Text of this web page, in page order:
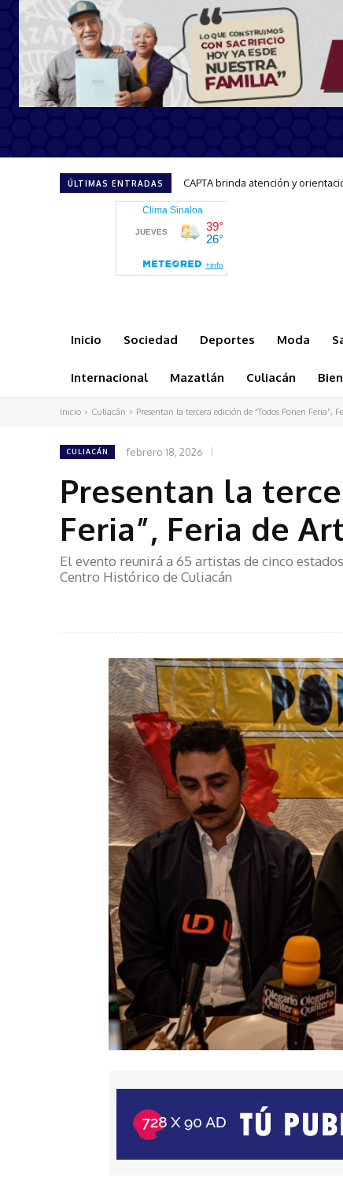
ÚLTIMAS ENTRADAS Invita Gobernadora Yeraldine a
Inicio Sociedad Deportes Moda
Internacional Mazatlán Culiacán
Inicio Culiacán Presentan la tercera edición de “Todos Ponen Feria”,
CULIACÁN febrero 18, 2026
Presentan la
Feria”, Feria de
El evento reunirá a 65 artistas de cinco
Centro Histórico de Culiacán